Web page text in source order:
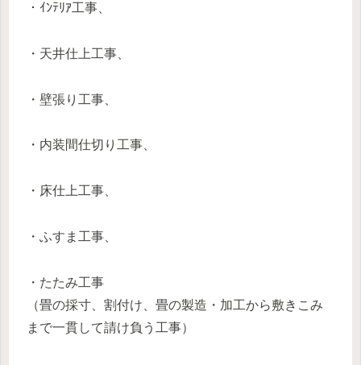
・ｲﾝﾃﾘｱ工事、
・天井仕上工事、
・壁張り工事、
・内装間仕切り工事、
・床仕上工事、
・ふすま工事、
・たたみ工事
（畳の採寸、割付け、畳の製造・加工から敷きこみ
まで一貫して請け負う工事）